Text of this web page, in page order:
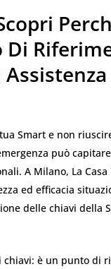
Di
Smart e non
può
A Milano, La Casa
ed efficacia
delle chiavi della
chiavi: è un punto di